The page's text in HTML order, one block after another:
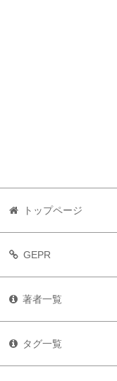
トップページ
GEPR
著者一覧
タグ一覧